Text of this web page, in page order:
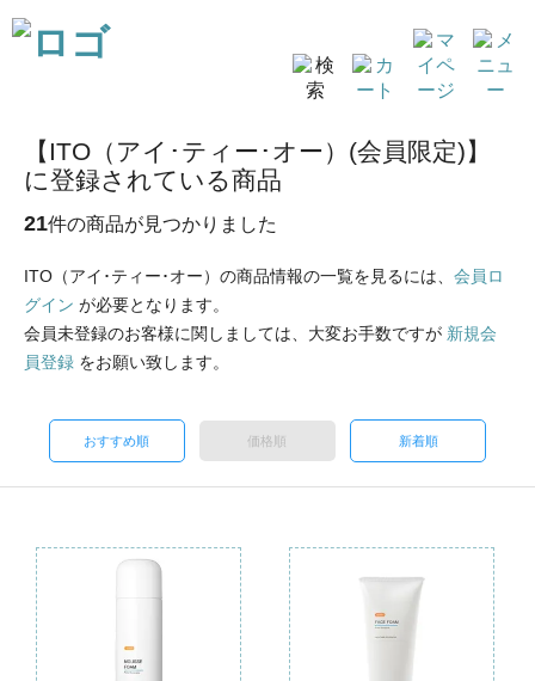
【ITO（アイ･ティー･オー）(会員限定)】
に登録されている商品
21件の商品が見つかりました
ITO（アイ･ティー･オー）の商品情報の一覧を見るには、 会員ロ
グイン が必要となります。
会員未登録のお客様に関しましては、大変お手数ですが 新規会
員登録 をお願い致します。
おすすめ順 価格順 新着順